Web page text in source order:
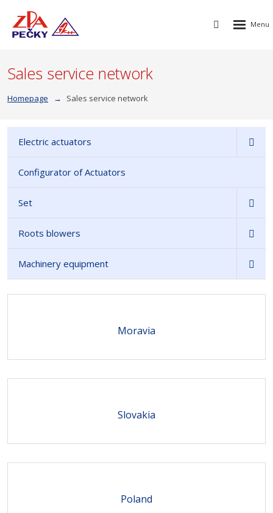
Vyhledávání
Rozbalení
Sales service network
Homepage Sales service network
Electric actuators
Configurator of Actuators
Set
Roots blowers
Machinery equipment
Moravia
Slovakia
Poland